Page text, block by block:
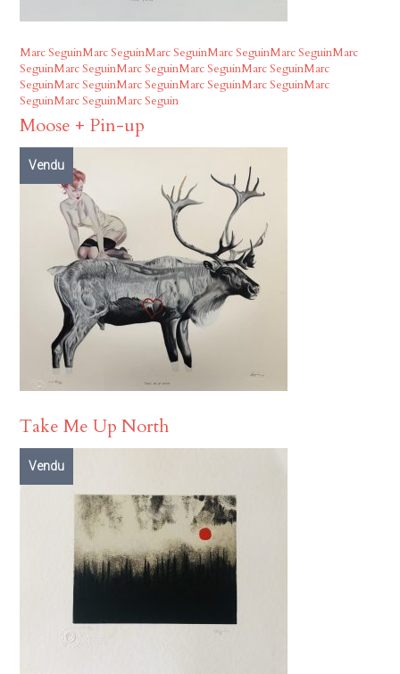
Marc SeguinMarc SeguinMarc SeguinMarc SeguinMarc SeguinMarc
SeguinMarc SeguinMarc SeguinMarc SeguinMarc SeguinMarc
SeguinMarc SeguinMarc SeguinMarc SeguinMarc SeguinMarc
SeguinMarc SeguinMarc Seguin
Moose + Pin-up
Vendu
Take Me Up North
Vendu